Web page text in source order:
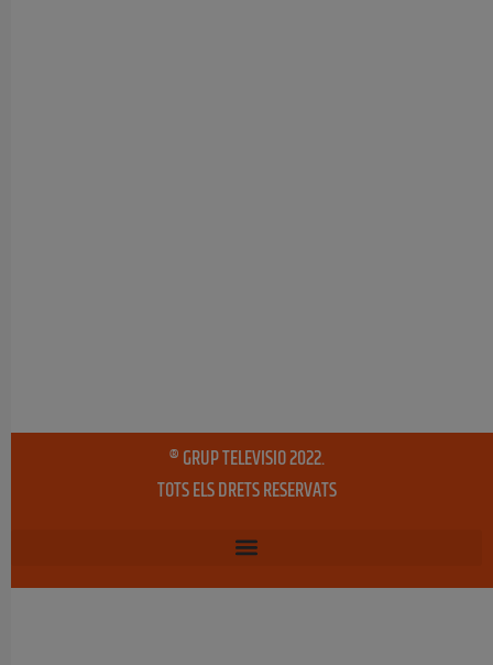
® GRUP TELEVISIO 2022.
TOTS ELS DRETS RESERVATS